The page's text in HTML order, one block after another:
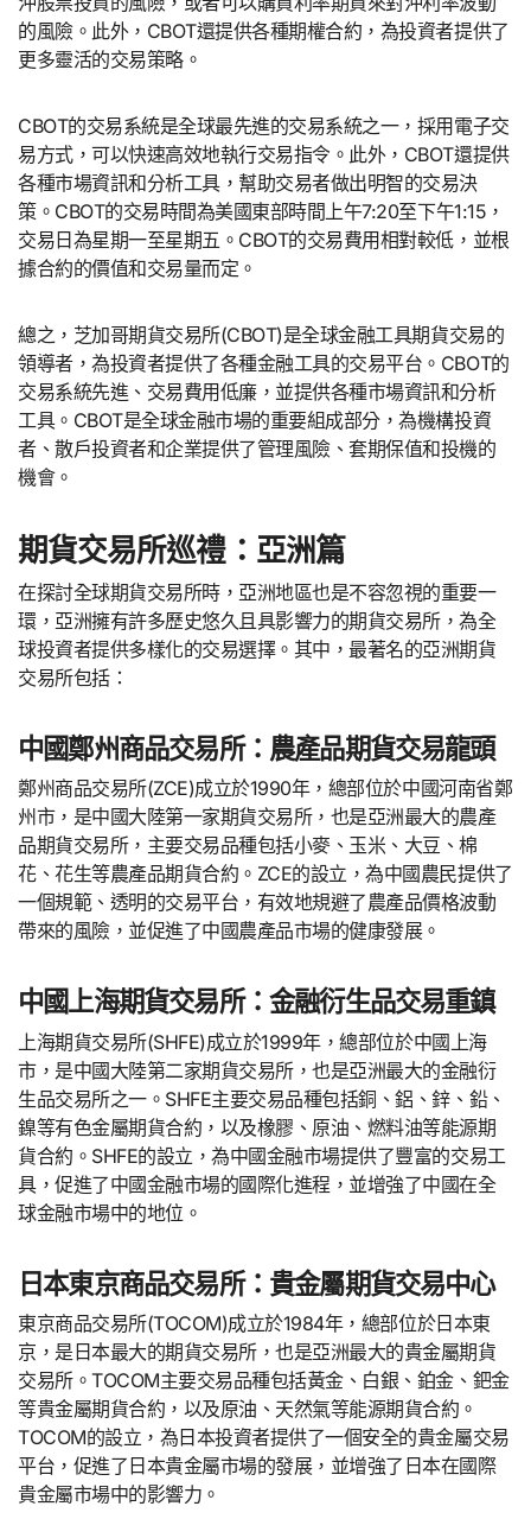
的風險。此外，CBOT還提供各種期權合約，為投資者提供了
更多靈活的交易策略。
CBOT的交易系統是全球最先進的交易系統之一，採用電子交
易方式，可以快速高效地執行交易指令。此外，CBOT還提供
各種市場資訊和分析工具，幫助交易者做出明智的交易決
策。CBOT的交易時間為美國東部時間上午7:20至下午1:15，
交易日為星期一至星期五。CBOT的交易費用相對較低，並根
據合約的價值和交易量而定。
總之，芝加哥期貨交易所(CBOT)是全球金融工具期貨交易的
領導者，為投資者提供了各種金融工具的交易平台。CBOT的
交易系統先進、交易費用低廉，並提供各種市場資訊和分析
工具。CBOT是全球金融市場的重要組成部分，為機構投資
者、散戶投資者和企業提供了管理風險、套期保值和投機的
機會。
期貨交易所巡禮：亞洲篇
在探討全球期貨交易所時，亞洲地區也是不容忽視的重要一
環，亞洲擁有許多歷史悠久且具影響力的期貨交易所，為全
球投資者提供多樣化的交易選擇。其中，最著名的亞洲期貨
交易所包括：
中國鄭州商品交易所：農產品期貨交易龍頭
鄭州商品交易所(ZCE)成立於1990年，總部位於中國河南省鄭
州市，是中國大陸第一家期貨交易所，也是亞洲最大的農產
品期貨交易所，主要交易品種包括小麥、玉米、大豆、棉
花、花生等農產品期貨合約。ZCE的設立，為中國農民提供了
一個規範、透明的交易平台，有效地規避了農產品價格波動
帶來的風險，並促進了中國農產品市場的健康發展。
中國上海期貨交易所：金融衍生品交易重鎮
上海期貨交易所(SHFE)成立於1999年，總部位於中國上海
市，是中國大陸第二家期貨交易所，也是亞洲最大的金融衍
生品交易所之一。SHFE主要交易品種包括銅、鋁、鋅、鉛、
鎳等有色金屬期貨合約，以及橡膠、原油、燃料油等能源期
貨合約。SHFE的設立，為中國金融市場提供了豐富的交易工
具，促進了中國金融市場的國際化進程，並增強了中國在全
球金融市場中的地位。
日本東京商品交易所：貴金屬期貨交易中心
東京商品交易所(TOCOM)成立於1984年，總部位於日本東
京，是日本最大的期貨交易所，也是亞洲最大的貴金屬期貨
交易所。TOCOM主要交易品種包括黃金、白銀、鉑金、鈀金
等貴金屬期貨合約，以及原油、天然氣等能源期貨合約。
TOCOM的設立，為日本投資者提供了一個安全的貴金屬交易
平台，促進了日本貴金屬市場的發展，並增強了日本在國際
貴金屬市場中的影響力。